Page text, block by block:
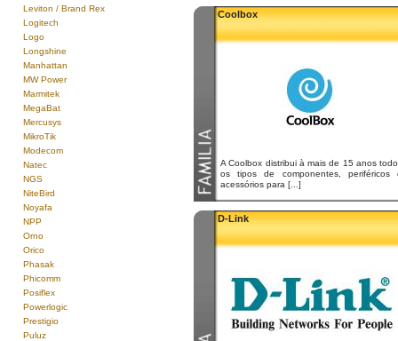
Leviton / Brand Rex
Logitech
Logo
Longshine
Manhattan
MW Power
Marmitek
MegaBat
Mercusys
MikroTik
Modecom
Natec
NGS
NiteBird
Noyafa
NPP
Orno
Orico
Phasak
Phicomm
Posiflex
Powerlogic
Prestigio
Puluz
Coolbox
A Coolbox distribui à mais de 15 anos
os tipos de componentes, periféricos
acessórios para [...]
D-Link